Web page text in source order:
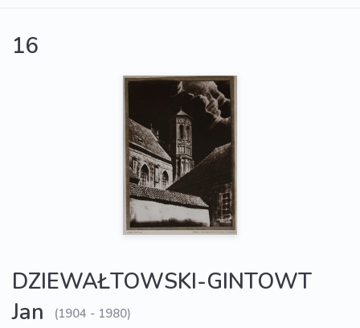
16
DZIEWAŁTOWSKI-GINTOWT
Jan
(1904 - 1980)